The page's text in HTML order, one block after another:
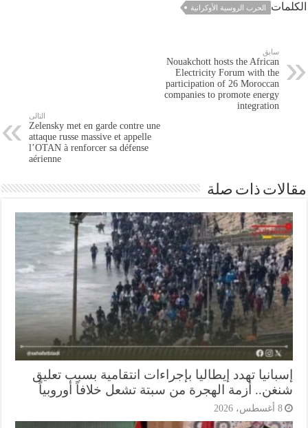
الحرب الروسية الأوكرانية
Nouakchott hosts the African
Electricity Forum with the
participation of 26 Moroccan
companies to promote energy
integration
Zelensky met en garde contre une
attaque russe massive et appelle
l’OTAN à renforcer sa défense
aérienne
ذات صلة
تهدد إيطاليا بإجراءات انتقامية بسبب تعليق
أزمة الهجرة من سبتة تشعل خلافاً أوروبياً